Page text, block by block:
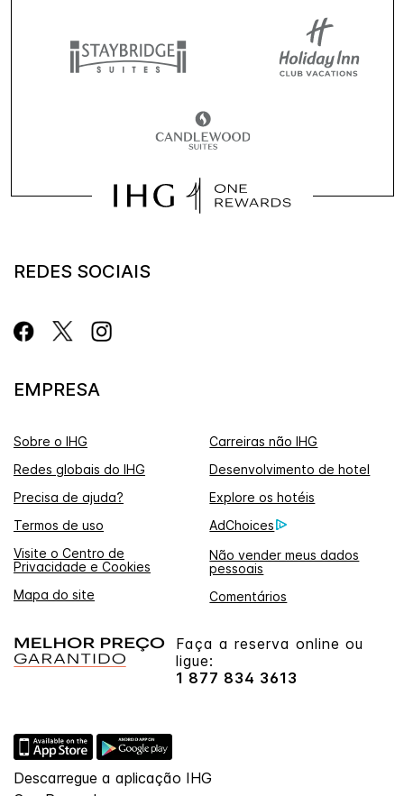
REDES SOCIAIS
EMPRESA
Sobre o IHG
Carreiras não IHG
Redes globais do IHG
Desenvolvimento de hotel
Precisa de ajuda?
Explore os hotéis
Termos de uso
AdChoices
Visite o Centro de
Privacidade e Cookies
Não vender meus dados
pessoais
Mapa do site
Comentários
Faça a reserva online ou
ligue:
1 877 834 3613
Descarregue a aplicação IHG